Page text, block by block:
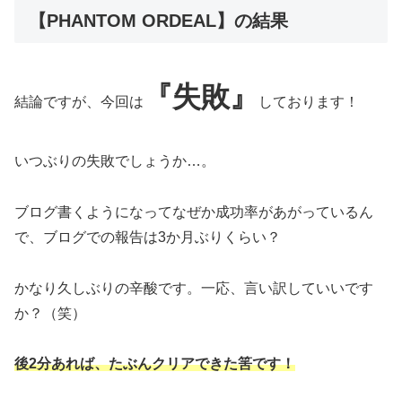
【PHANTOM ORDEAL】の結果
結論ですが、今回は 『失敗』 しております！
いつぶりの失敗でしょうか…。
ブログ書くようになってなぜか成功率があがっているん
で、ブログでの報告は3か月ぶりくらい？
かなり久しぶりの辛酸です。一応、言い訳していいです
か？（笑）
後2分あれば、たぶんクリアできた筈です！